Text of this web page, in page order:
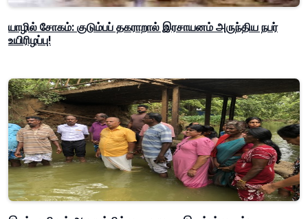
யாழில் சோகம்: குடும்பப் தகராறால் இரசாயனம் அருந்திய நபர்
உயிரிழப்பு!